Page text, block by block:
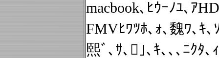
macbook､ﾋｳｰﾉﾕ､ｱ
FMVﾋﾜﾂﾎ､ｫ､魏ﾜ､ｷ､
熙ﾞ､ｻ､｣､ｷ､､､ﾆｸﾀ､